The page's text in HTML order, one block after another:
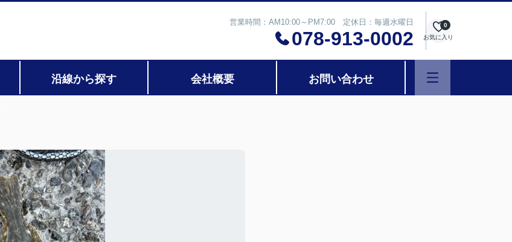
営業時間：AM10:00～PM7:00 定休日：毎週水曜日
078-913-0002 お気に入り
0
沿線から探す 会社概要 お問い合わせ